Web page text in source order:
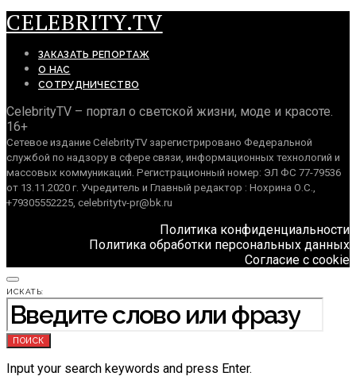
CELEBRITY.TV
ЗАКАЗАТЬ РЕПОРТАЖ
О НАС
СОТРУДНИЧЕСТВО
CelebrityTV – портал о светской жизни, моде и красоте.
16+
Сетевое издание CelebrityTV зарегистрировано Федеральной
службой по надзору в сфере связи, информационных технологий и
массовых коммуникаций. Регистрационный номер: ЭЛ ФС 77-79536
от 13.11.2020 г. Учредитель и Главный редактор : Нохрина О.С.,
+79305552225, celebritytv-pr@bk.ru
Политика конфиденциальности
Политика обработки персональных данных
Согласие с cookie
ИСКАТЬ:
ПОИСК
Input your search keywords and press Enter.